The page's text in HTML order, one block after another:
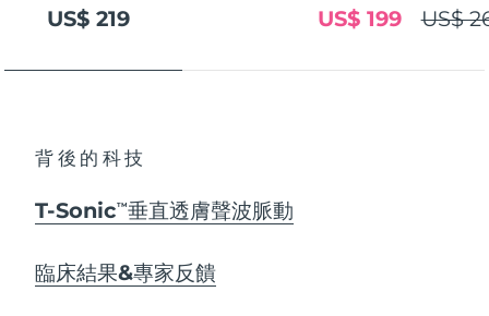
US$ 219 US$
US$ 199
背後的科技
T-SonicTM 垂直透膚聲波脈動
臨床結果&專家反饋